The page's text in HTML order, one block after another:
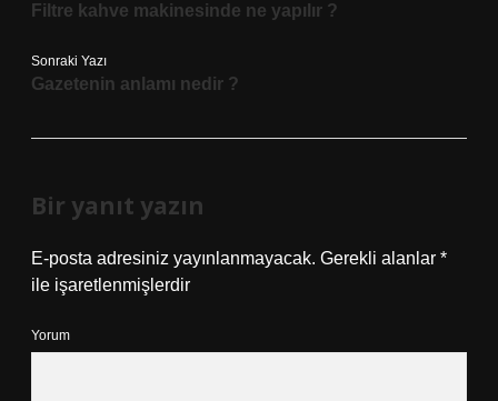
Filtre kahve makinesinde ne yapılır ?
Sonraki Yazı
Gazetenin anlamı nedir ?
Bir yanıt yazın
E-posta adresiniz yayınlanmayacak. Gerekli alanlar *
ile işaretlenmişlerdir
Yorum